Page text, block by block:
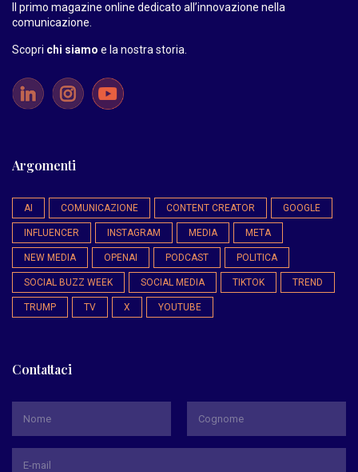
Il primo magazine online dedicato all’innovazione nella
comunicazione.
Scopri chi siamo e la nostra storia.
Argomenti
AI COMUNICAZIONE CONTENT CREATOR GOOGLE
INFLUENCER INSTAGRAM MEDIA META
NEW MEDIA OPENAI PODCAST POLITICA
SOCIAL BUZZ WEEK SOCIAL MEDIA TIKTOK TREND
TRUMP TV X YOUTUBE
Contattaci